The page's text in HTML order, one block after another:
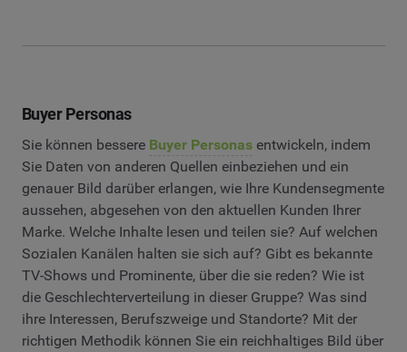
Buyer Personas
Sie können bessere Buyer Personas entwickeln, indem
Sie Daten von anderen Quellen einbeziehen und ein
genauer Bild darüber erlangen, wie Ihre Kundensegmente
aussehen, abgesehen von den aktuellen Kunden Ihrer
Marke. Welche Inhalte lesen und teilen sie? Auf welchen
Sozialen Kanälen halten sie sich auf? Gibt es bekannte
TV-Shows und Prominente, über die sie reden? Wie ist
die Geschlechterverteilung in dieser Gruppe? Was sind
ihre Interessen, Berufszweige und Standorte? Mit der
richtigen Methodik können Sie ein reichhaltiges Bild über